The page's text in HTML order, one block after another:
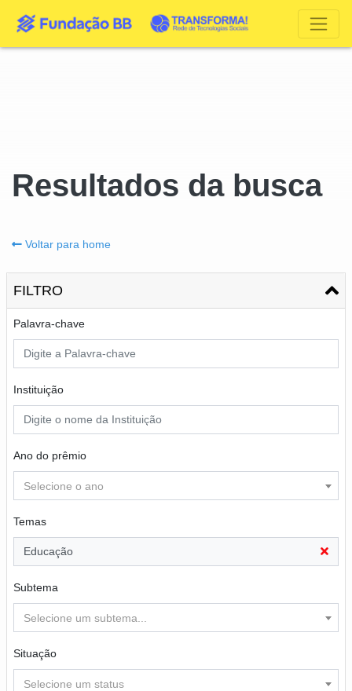
Resultados da busca
Voltar para home
FILTRO
Palavra-chave
Instituição
Ano do prêmio
Selecione o ano
Temas
Educação
Subtema
Selecione um subtema...
Situação
Selecione um status